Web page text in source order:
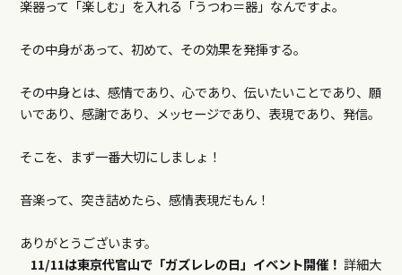
楽器って「楽しむ」を入れる「うつわ＝器」なんですよ。
その中身があって、初めて、その効果を発揮する。
その中身とは、感情であり、心であり、伝いたいことであり、願
いであり、感謝であり、メッセージであり、表現であり、発信。
そこを、まず一番大切にしましょ！
音楽って、突き詰めたら、感情表現だもん！
ありがとうございます。
11/11は東京代官山で「ガズレレの日」イベント開催！ 詳細大